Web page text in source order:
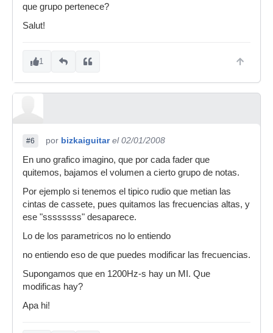
que grupo pertenece?
Salut!
1
#6 por bizkaiguitar el 02/01/2008
En uno grafico imagino, que por cada fader que
quitemos, bajamos el volumen a cierto grupo de notas.
Por ejemplo si tenemos el tipico rudio que metian las
cintas de cassete, pues quitamos las frecuencias altas, y
ese "ssssssss" desaparece.
Lo de los parametricos no lo entiendo
no entiendo eso de que puedes modificar las frecuencias.
Supongamos que en 1200Hz-s hay un MI. Que
modificas hay?
Apa hi!